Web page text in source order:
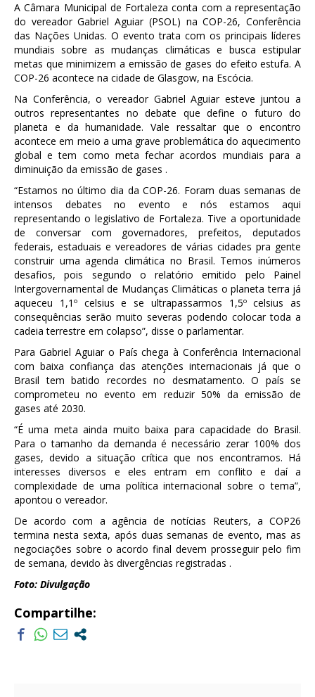
A Câmara Municipal de Fortaleza conta com a representação
do vereador Gabriel Aguiar (PSOL) na COP-26, Conferência
das Nações Unidas. O evento trata com os principais líderes
mundiais sobre as mudanças climáticas e busca estipular
metas que minimizem a emissão de gases do efeito estufa. A
COP-26 acontece na cidade de Glasgow, na Escócia.
Na Conferência, o vereador Gabriel Aguiar esteve juntou a
outros representantes no debate que define o futuro do
planeta e da humanidade. Vale ressaltar que o encontro
acontece em meio a uma grave problemática do aquecimento
global e tem como meta fechar acordos mundiais para a
diminuição da emissão de gases .
“Estamos no último dia da COP-26. Foram duas semanas de
intensos debates no evento e nós estamos aqui
representando o legislativo de Fortaleza. Tive a oportunidade
de conversar com governadores, prefeitos, deputados
federais, estaduais e vereadores de várias cidades pra gente
construir uma agenda climática no Brasil. Temos inúmeros
desafios, pois segundo o relatório emitido pelo Painel
Intergovernamental de Mudanças Climáticas o planeta terra já
aqueceu 1,1º celsius e se ultrapassarmos 1,5º celsius as
consequências serão muito severas podendo colocar toda a
cadeia terrestre em colapso”, disse o parlamentar.
Para Gabriel Aguiar o País chega à Conferência Internacional
com baixa confiança das atenções internacionais já que o
Brasil tem batido recordes no desmatamento. O país se
comprometeu no evento em reduzir 50% da emissão de
gases até 2030.
“É uma meta ainda muito baixa para capacidade do Brasil.
Para o tamanho da demanda é necessário zerar 100% dos
gases, devido a situação crítica que nos encontramos. Há
interesses diversos e eles entram em conflito e daí a
complexidade de uma política internacional sobre o tema”,
apontou o vereador.
De acordo com a agência de notícias Reuters, a COP26
termina nesta sexta, após duas semanas de evento, mas as
negociações sobre o acordo final devem prosseguir pelo fim
de semana, devido às divergências registradas .
Foto: Divulgação
Compartilhe: